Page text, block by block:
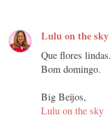
Lulu on the sky
Que flores lindas.
Bom domingo.
Big Beijos,
Lulu on the sky